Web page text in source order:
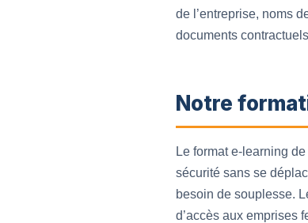
de l’entreprise, noms
documents
Notre
Le format e‑learning
sécurité sans se
besoin de souplesse.
d’accès aux emprises